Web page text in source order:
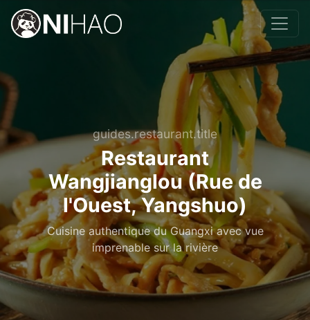
guides.restaurant.title
Restaurant
Wangjianglou (Rue de
l'Ouest, Yangshuo)
Cuisine authentique du Guangxi avec vue
imprenable sur la rivière